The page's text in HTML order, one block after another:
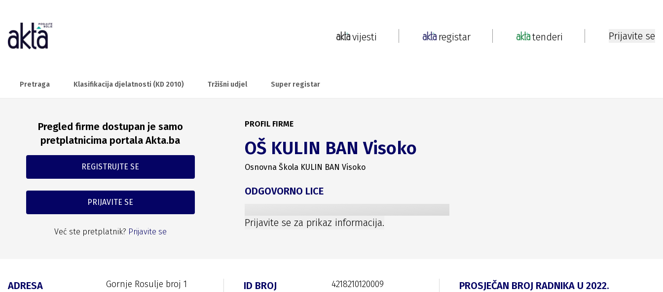
vijesti registar tenderi Prijavite se
Pretraga Klasifikacija djelatnosti (KD 2010) Tržišni udjel Super registar
Pregled firme dostupan je samo
pretplatnicima portala Akta.ba
REGISTRUJTE SE
PRIJAVITE SE
Već ste pretplatnik? Prijavite se
PROFIL FIRME
OŠ KULIN BAN Visoko
Osnovna Škola KULIN BAN Visoko
ODGOVORNO LICE
Prijavite se za prikaz informacija.
ADRESA Gornje Rosulje broj 1 ID BROJ 4218210120009 PROSJEČAN BROJ RADNIKA U 2022.